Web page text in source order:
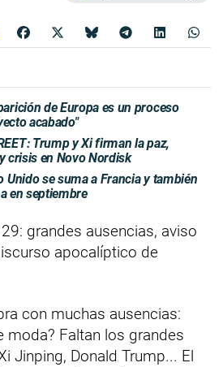
de Europa es un proceso
acabado"
Trump y Xi firman la paz,
crisis en Novo Nordisk
Unido se suma a Francia y también
en septiembre
grandes ausencias, aviso
apocalíptico de
con muchas ausencias:
moda? Faltan los grandes
Jinping, Donald Trump... El